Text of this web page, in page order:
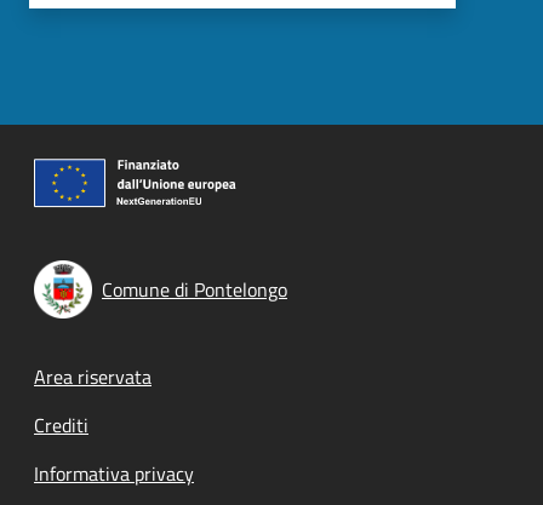
Comune di Pontelongo
Footer menu
Area riservata
Crediti
Informativa privacy